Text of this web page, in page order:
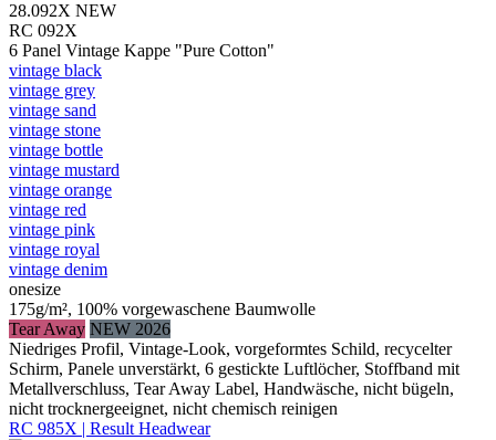
28.092X NEW
RC 092X
6 Panel Vintage Kappe "Pure Cotton"
vintage black
vintage grey
vintage sand
vintage stone
vintage bottle
vintage mustard
vintage orange
vintage red
vintage pink
vintage royal
vintage denim
onesize
175g/m², 100% vorgewaschene Baumwolle
Tear Away NEW 2026
Niedriges Profil, Vintage-Look, vorgeformtes Schild, recycelter
Schirm, Panele unverstärkt, 6 gestickte Luftlöcher, Stoffband mit
Metallverschluss, Tear Away Label, Handwäsche, nicht bügeln,
nicht trocknergeeignet, nicht chemisch reinigen
RC 985X | Result Headwear